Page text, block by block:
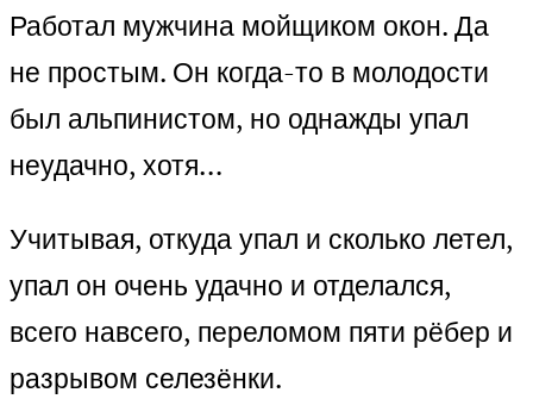
Работал мужчина мойщиком окон. Да
не простым. Он когда-то в молодости
был альпинистом, но однажды упал
неудачно, хотя…
Учитывая, откуда упал и сколько летел,
упал он очень удачно и отделался,
всего навсего, переломом пяти рёбер и
разрывом селезёнки.